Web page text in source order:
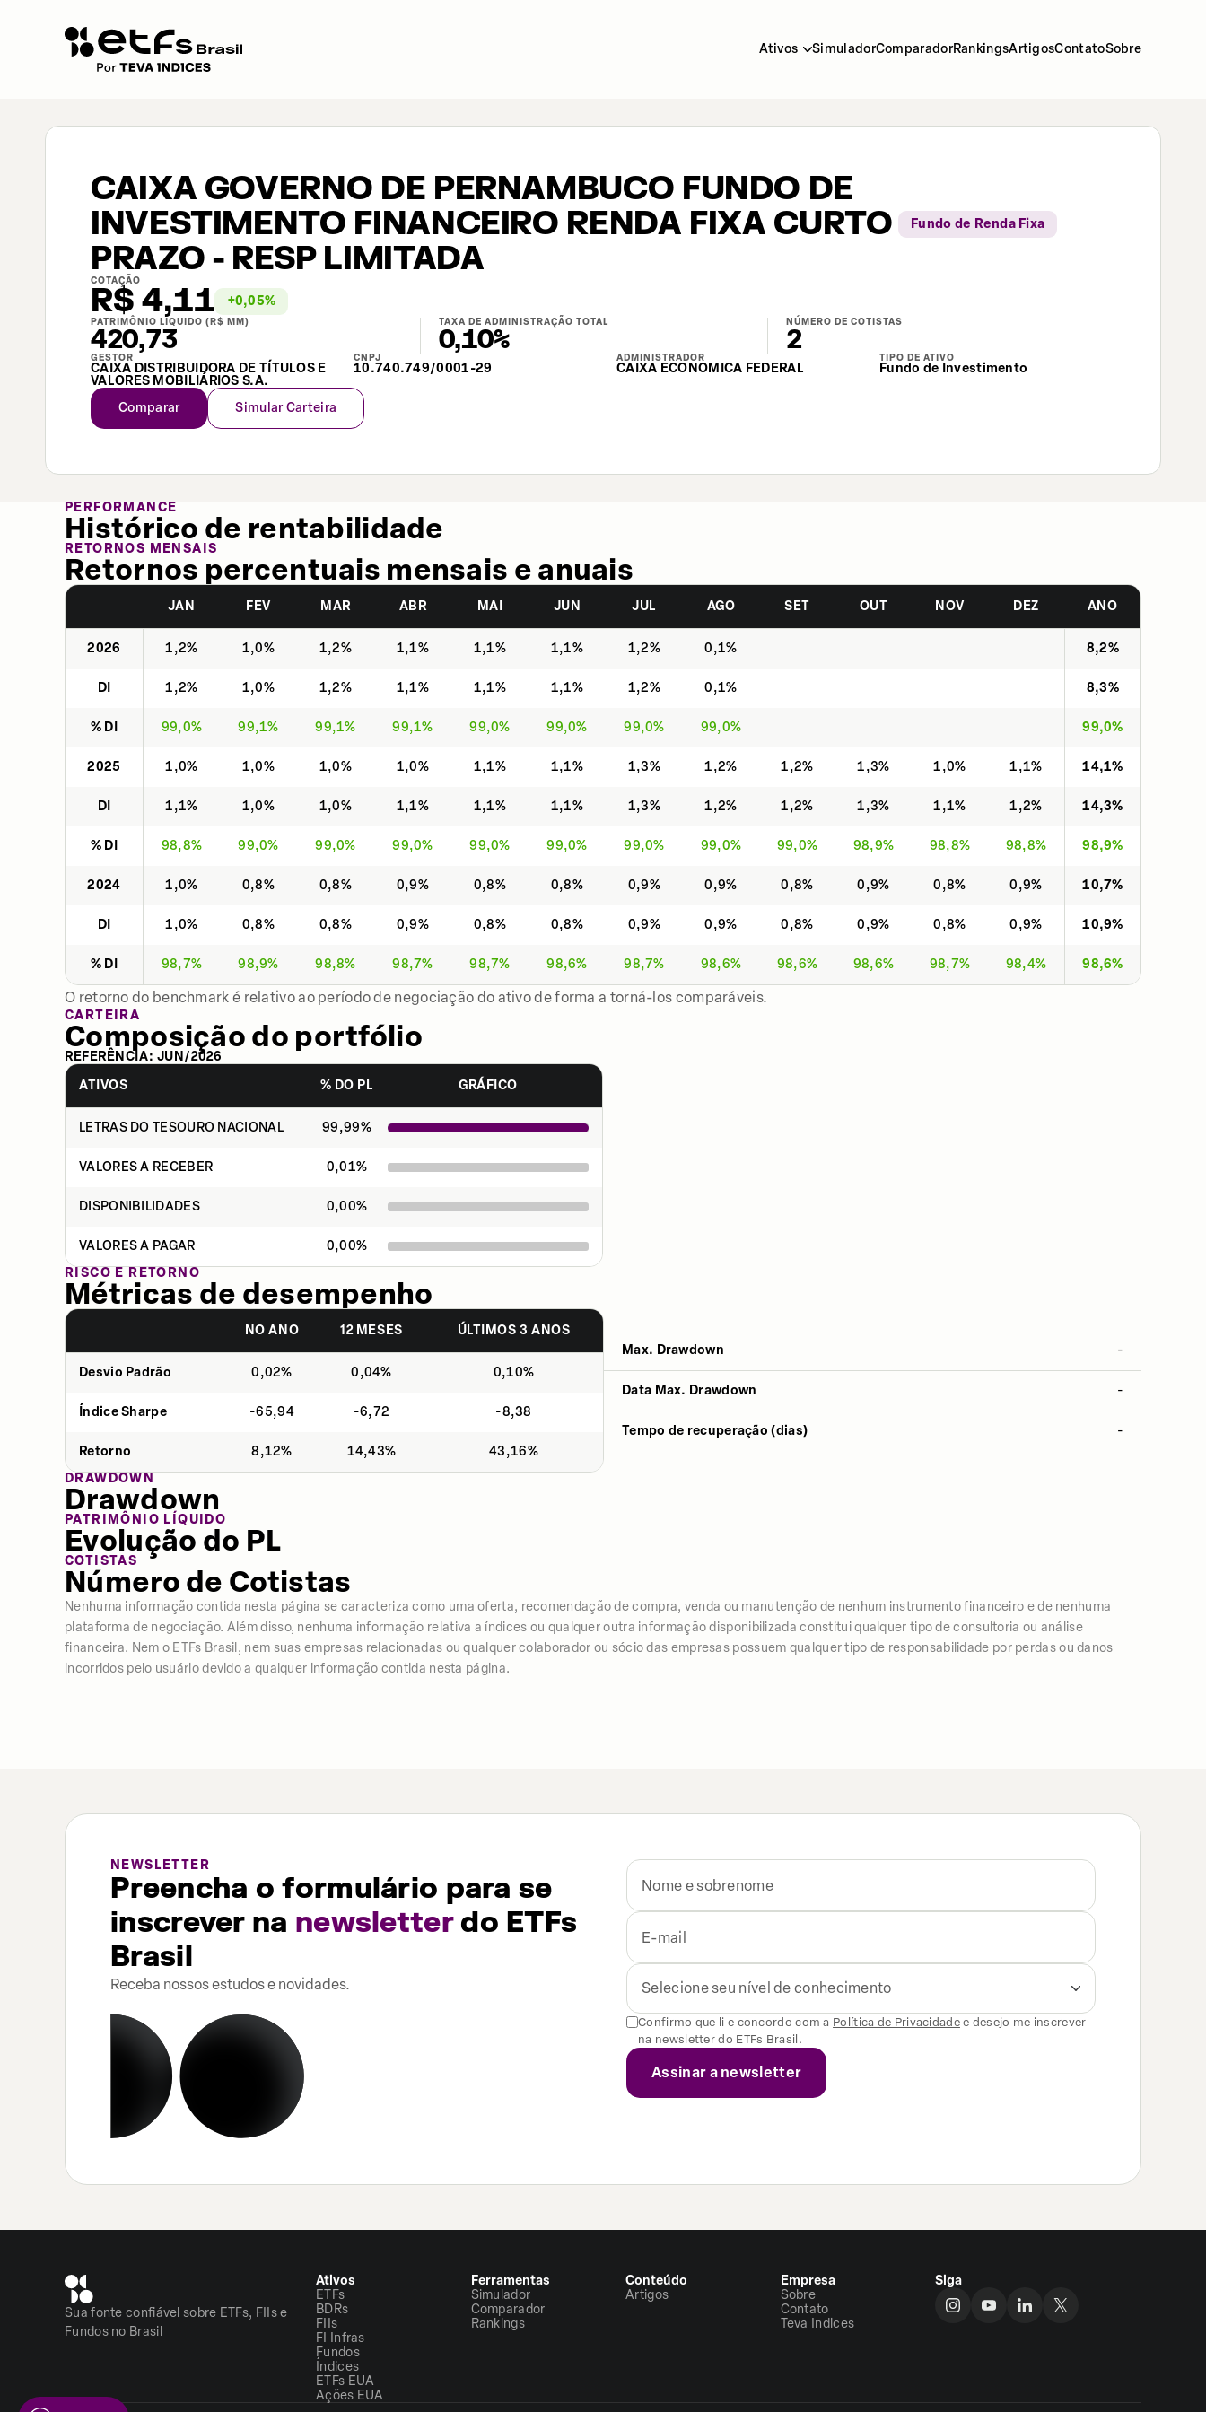
Ativos SimuladorComparadorRankingsArtigosContatoSobre
CAIXA GOVERNO DE PERNAMBUCO FUNDO DE
INVESTIMENTO FINANCEIRO RENDA FIXA CURTO
PRAZO - RESP LIMITADA
Fundo de Renda Fixa
COTAÇÃO
R$4,11 +0,05%
PATRIMÔNIO LÍQUIDO (R$ MM)
420,73
TAXA DE ADMINISTRAÇÃO TOTAL
0,10%
NÚMERO DE COTISTAS
2
GESTOR
CAIXA DISTRIBUIDORA DE TÍTULOS E
VALORES MOBILIÁRIOS S.A.
CNPJ
10.740.749/0001-29
ADMINISTRADOR
CAIXA ECONOMICA FEDERAL
TIPO DE ATIVO
Fundo de Investimento
Comparar Simular Carteira
PERFORMANCE
Histórico de rentabilidade
RETORNOS MENSAIS
Retornos percentuais mensais e anuais
JAN FEV MAR ABR MAI JUN JUL AGO SET OUT NOV DEZ ANO
2026 1,2% 1,0% 1,2% 1,1% 1,1% 1,1% 1,2% 0,1% 8,2%
DI 1,2% 1,0% 1,2% 1,1% 1,1% 1,1% 1,2% 0,1% 8,3%
% DI 99,0% 99,1% 99,1% 99,1% 99,0% 99,0% 99,0% 99,0% 99,0%
2025 1,0% 1,0% 1,0% 1,0% 1,1% 1,1% 1,3% 1,2% 1,2% 1,3% 1,0% 1,1% 14,1%
DI 1,1% 1,0% 1,0% 1,1% 1,1% 1,1% 1,3% 1,2% 1,2% 1,3% 1,1% 1,2% 14,3%
% DI 98,8% 99,0% 99,0% 99,0% 99,0% 99,0% 99,0% 99,0% 99,0% 98,9% 98,8% 98,8% 98,9%
2024 1,0% 0,8% 0,8% 0,9% 0,8% 0,8% 0,9% 0,9% 0,8% 0,9% 0,8% 0,9% 10,7%
DI 1,0% 0,8% 0,8% 0,9% 0,8% 0,8% 0,9% 0,9% 0,8% 0,9% 0,8% 0,9% 10,9%
% DI 98,7% 98,9% 98,8% 98,7% 98,7% 98,6% 98,7% 98,6% 98,6% 98,6% 98,7% 98,4% 98,6%
O retorno do benchmark é relativo ao período de negociação do ativo de forma a torná-los comparáveis.
CARTEIRA
Composição do portfólio
REFERÊNCIA: JUN /2026
ATIVOS
% DO PL GRÁFICO
LETRAS DO TESOURO NACIONAL 99,99%
VALORES A RECEBER 0,01%
DISPONIBILIDADES 0,00%
VALORES A PAGAR 0,00%
RISCO E RETORNO
Métricas de desempenho
NO ANO 12 MESES ÚLTIMOS 3 ANOS
Desvio Padrão 0,02% 0,04% 0,10%
Índice Sharpe -65,94 -6,72 -8,38
Retorno 8,12% 14,43% 43,16%
Max. Drawdown -
Data Max. Drawdown -
Tempo de recuperação (dias) -
DRAWDOWN
Drawdown
PATRIMÔNIO LÍQUIDO
Evolução do PL
COTISTAS
Número de Cotistas
Nenhuma informação contida nesta página se caracteriza como uma oferta, recomendação de compra, venda ou manutenção de nenhum instrumento financeiro e de nenhuma
plataforma de negociação. Além disso, nenhuma informação relativa a índices ou qualquer outra informação disponibilizada constitui qualquer tipo de consultoria ou análise
financeira. Nem o ETFs Brasil, nem suas empresas relacionadas ou qualquer colaborador ou sócio das empresas possuem qualquer tipo de responsabilidade por perdas ou danos
incorridos pelo usuário devido a qualquer informação contida nesta página.
NEWSLETTER
Preencha o formulário para se
inscrever na newsletterdo ETFs
Brasil
Receba nossos estudos e novidades. Selecione seu nível de conhecimento
Confirmo que li e concordo com a Política de Privacidade e desejo me inscrever
na newsletter do ETFs Brasil.
Sua fonte confiável sobre ETFs, FIIs e
Fundos no Brasil
Ativos
ETFs
BDRs
FIIs
FI Infras
Fundos
Índices
ETFs EUA
Ações EUA
Ferramentas
Simulador
Comparador
Rankings
Conteúdo
Artigos
Empresa
Sobre
Contato
Teva Indices
Siga